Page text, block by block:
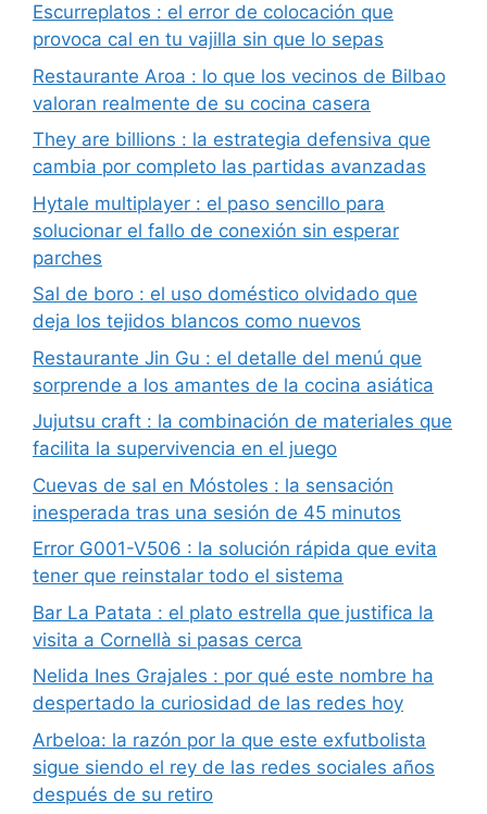
Escurreplatos : el error de colocación que
provoca cal en tu vajilla sin que lo sepas
Restaurante Aroa : lo que los vecinos de Bilbao
valoran realmente de su cocina casera
They are billions : la estrategia defensiva que
cambia por completo las partidas avanzadas
Hytale multiplayer : el paso sencillo para
solucionar el fallo de conexión sin esperar
parches
Sal de boro : el uso doméstico olvidado que
deja los tejidos blancos como nuevos
Restaurante Jin Gu : el detalle del menú que
sorprende a los amantes de la cocina asiática
Jujutsu craft : la combinación de materiales que
facilita la supervivencia en el juego
Cuevas de sal en Móstoles : la sensación
inesperada tras una sesión de 45 minutos
Error G001-V506 : la solución rápida que evita
tener que reinstalar todo el sistema
Bar La Patata : el plato estrella que justifica la
visita a Cornellà si pasas cerca
Nelida Ines Grajales : por qué este nombre ha
despertado la curiosidad de las redes hoy
Arbeloa: la razón por la que este exfutbolista
sigue siendo el rey de las redes sociales años
después de su retiro